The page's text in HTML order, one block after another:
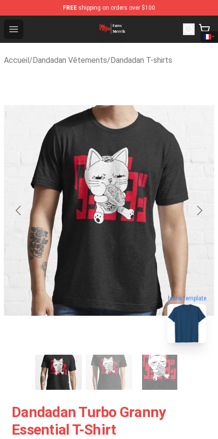
FREE shipping on orders over $100
Open menu
Dandadan Shop - Official Dandadan Merchandise Store
Accueil/Dandadan Vêtements/Dandadan T-shirts
blank template
Dandadan Turbo Granny
Essential T-Shirt